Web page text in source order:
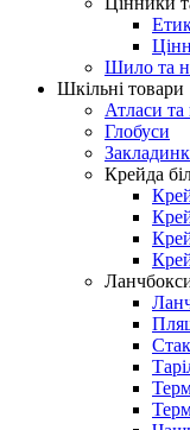
Шило та
Шкільні товари
Атласи та
Глобуси
Крейда